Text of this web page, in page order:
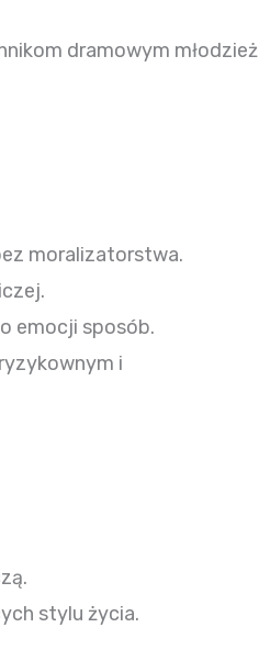
dramowym młodzież
moralizatorstwa.
emocji sposób.
i
stylu życia.